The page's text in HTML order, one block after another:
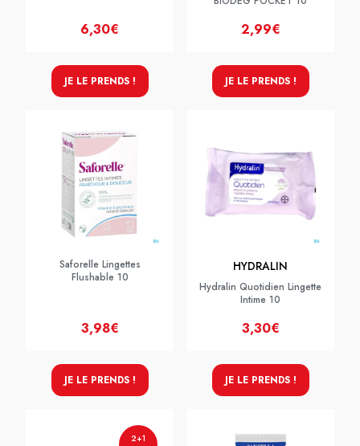
6,30€
JE LE PRENDS !
2,99€
JE LE PRENDS !
Saforelle Lingettes
Flushable 10
3,98€
JE LE PRENDS !
HYDRALIN
Hydralin Quotidien Lingette
Intime 10
3,30€
JE LE PRENDS !
2+1